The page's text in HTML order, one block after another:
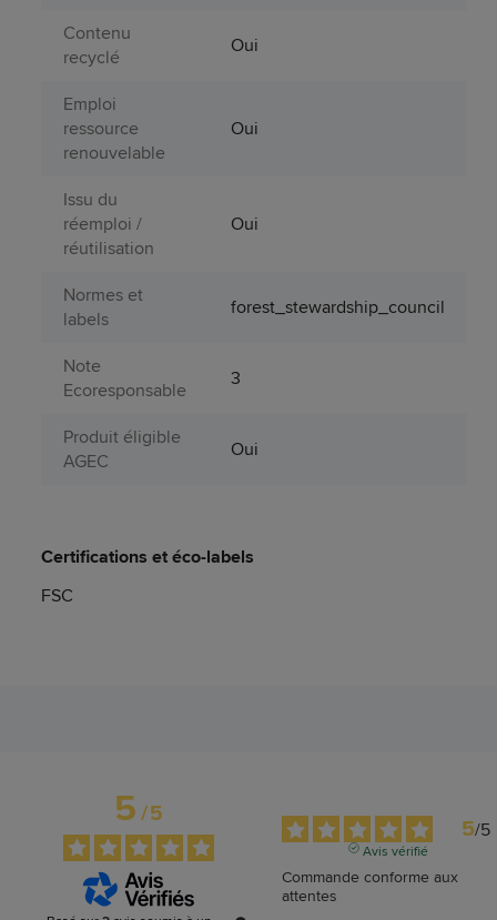
Contenu
recyclé
Oui
Emploi
ressource
renouvelable
Oui
Issu du
réemploi /
réutilisation
Oui
Normes et
labels
forest_stewardship_council
Note
Ecoresponsable
3
Produit éligible
AGEC
Oui
Certifications et éco-labels
FSC
5/5 5/5
Avis vérifié
Commande conforme aux
attentes